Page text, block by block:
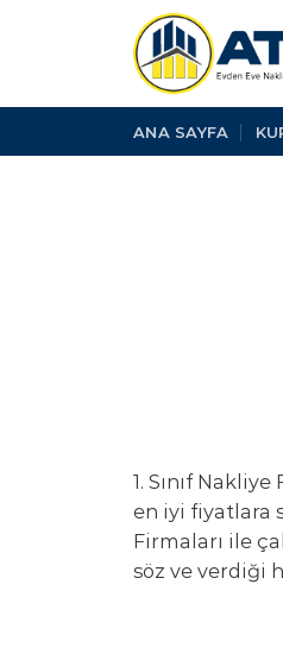
ANA SAYFA
1. Sınıf
en iyi fiyatlara
Firmaları ile
söz ve verdiği